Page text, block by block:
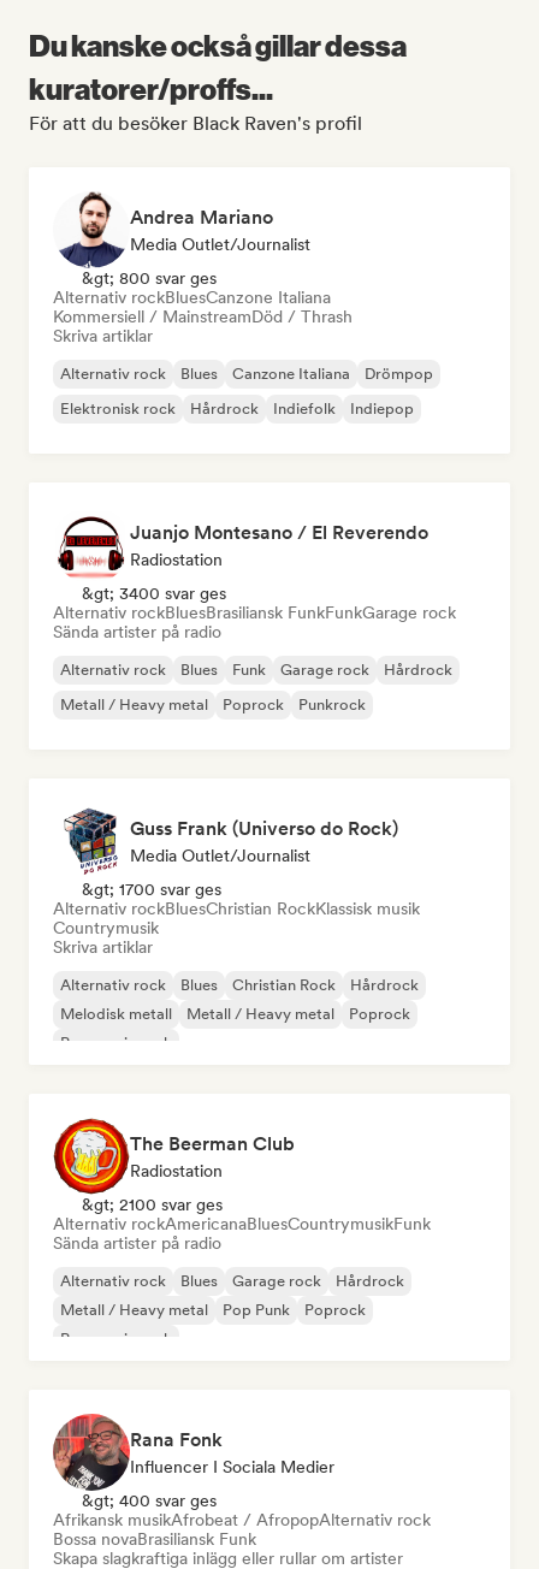
Du kanske också gillar dessa
kuratorer/proffs...
För att du besöker Black Raven's profil
Andrea Mariano
Media Outlet/Journalist
&gt; 800 svar ges
Alternativ rockBluesCanzone Italiana
Kommersiell / MainstreamDöd / Thrash
Skriva artiklar
Alternativ rock Blues Canzone Italiana
Drömpop
Elektronisk rock
Hårdrock Indiefolk Indiepop
Juanjo Montesano / El Reverendo
Radiostation
&gt; 3400 svar ges
Alternativ rockBluesBrasiliansk FunkFunkGarage rock
Sända artister på radio
Alternativ rock Blues Funk Garage rock
Hårdrock
Metall / Heavy metal
Poprock Punkrock
Guss Frank (Universo do Rock)
Media Outlet/Journalist
&gt; 1700 svar ges
Alternativ rockBluesChristian RockKlassisk musik
Countrymusik
Skriva artiklar
Alternativ rock Blues Christian Rock
Hårdrock
Melodisk metall
Metall / Heavy metal
Poprock
Progressiv rock
The Beerman Club
Radiostation
&gt; 2100 svar ges
Alternativ rockAmericanaBluesCountrymusikFunk
Sända artister på radio
Alternativ rock Blues Garage rock
Hårdrock
Metall / Heavy metal
Pop Punk
Poprock
Progressiv rock
Rana Fonk
Influencer I Sociala Medier
&gt; 400 svar ges
Afrikansk musikAfrobeat / AfropopAlternativ rock
Bossa novaBrasiliansk Funk
Skapa slagkraftiga inlägg eller rullar om artister